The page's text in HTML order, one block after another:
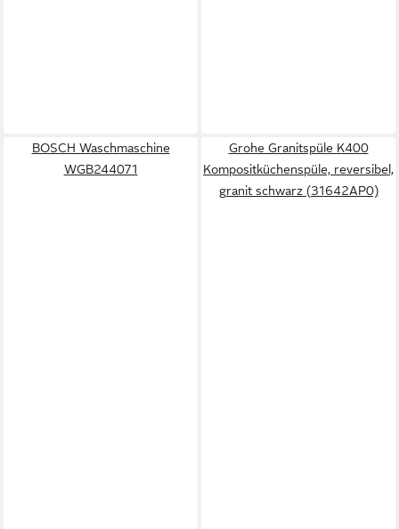
BOSCH Waschmaschine
WGB244071
Grohe Granitspüle K400
Kompositküchenspüle, reversibel,
granit schwarz (31642AP0)